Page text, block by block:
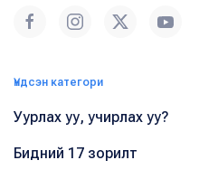
Үндсэн категори
Уурлах уу, учирлах уу?
Бидний 17 зорилт